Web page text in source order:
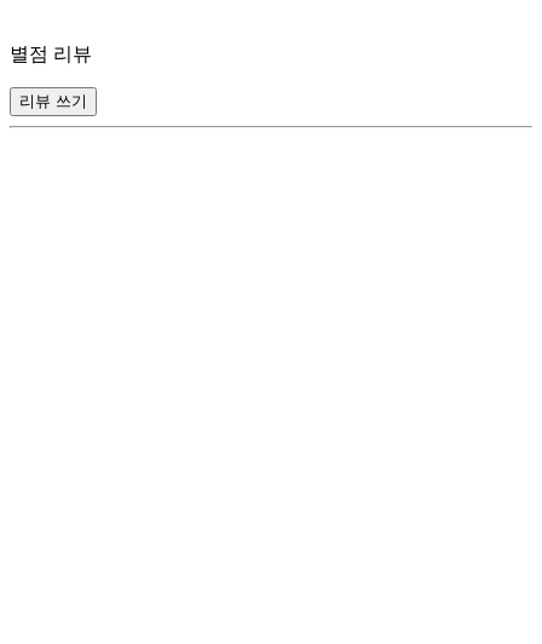
별점 리뷰
리뷰 쓰기